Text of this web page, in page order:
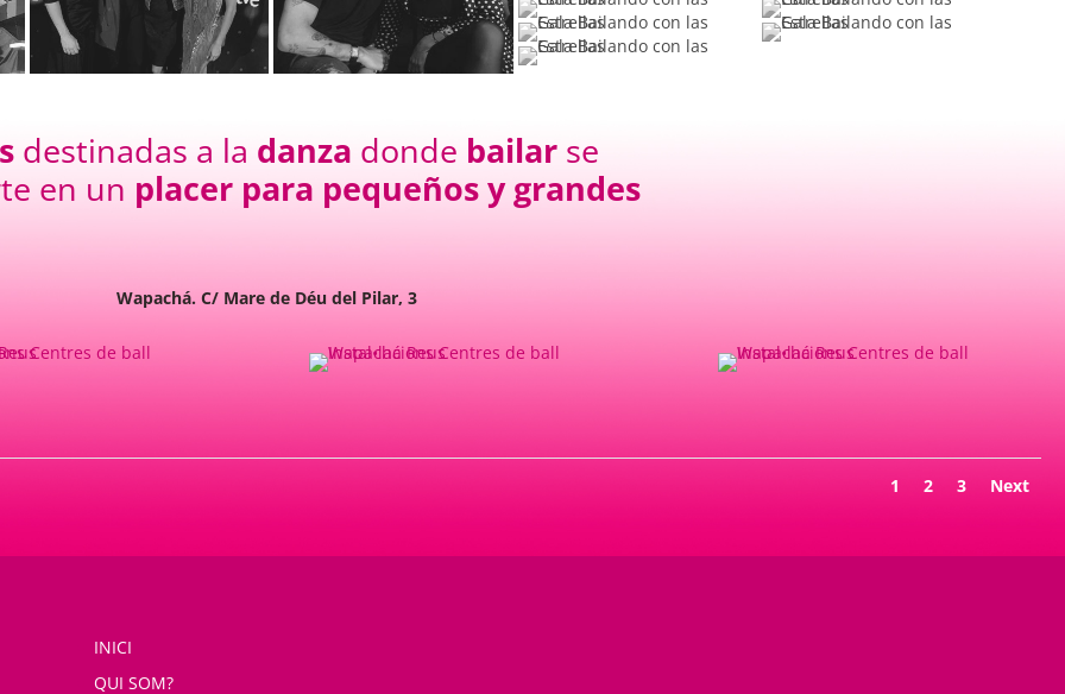
destinadas a la danza donde bailar se
en un placer para pequeños y grandes
Wapachá. C/ Mare de Déu del Pilar, 3
1 2 3 Next
INICI
QUI SOM?